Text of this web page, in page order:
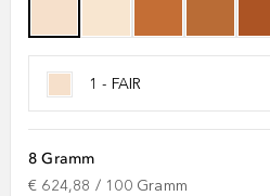
1 - FAIR
8 Gramm
€ 624,88 / 100 Gramm